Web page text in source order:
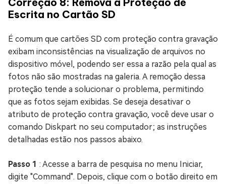
Escrita no Cartão SD
É comum que cartões SD com proteção contra gravação
exibam inconsistências na visualização de arquivos no
dispositivo móvel, podendo ser essa a razão pela qual as
fotos não são mostradas na galeria. A remoção dessa
proteção tende a solucionar o problema, permitindo
que as fotos sejam exibidas. Se deseja desativar o
atributo de proteção contra gravação, você deve usar o
comando Diskpart no seu computador; as instruções
detalhadas estão nos passos abaixo.
Passo 1 : Acesse a barra de pesquisa no menu Iniciar,
digite "Command". Depois, clique com o botão direito em